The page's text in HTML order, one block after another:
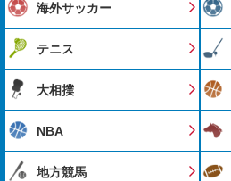
海外サッカー
テニス
大相撲
NBA
地方競馬